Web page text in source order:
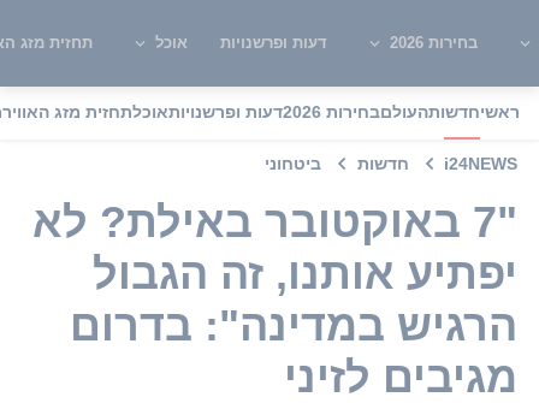
בחירות 2026 דעות ופרשנויות אוכל תחזית מזג
ראשיחדשותהעולםבחירות 2026 דעות ופרשנויותאוכלתחזית מזג האוויר
i24NEWS חדשות ביטחוני
"7 באוקטובר באילת? לא
יפתיע אותנו, זה הגבול
הרגיש במדינה": בדרום
מגיבים לזיני